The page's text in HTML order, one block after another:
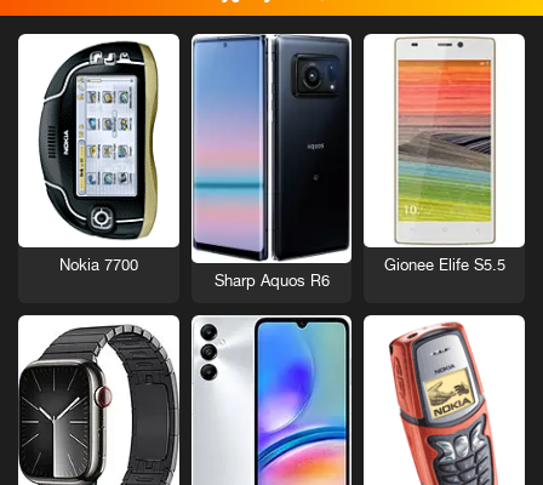
Gionee Elife S5.5
Sharp Aquos R6
Nokia 7700